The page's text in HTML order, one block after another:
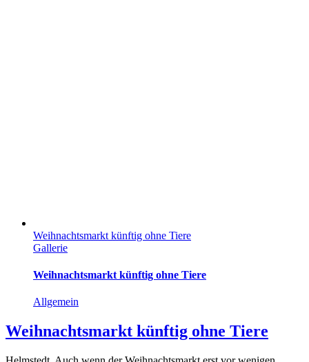
Weihnachtsmarkt künftig ohne Tiere
Gallerie
Weihnachtsmarkt künftig ohne Tiere
Allgemein
Weihnachtsmarkt künftig ohne Tiere